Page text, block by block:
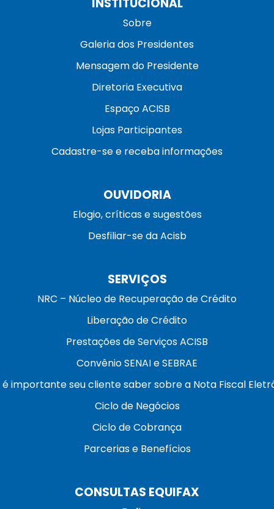
Sobre
Galeria dos Presidentes
Mensagem do Presidente
Diretoria Executiva
Espaço ACISB
Lojas Participantes
Cadastre-se e receba informações
OUVIDORIA
Elogio, críticas e sugestões
Desfiliar-se da Acisb
SERVIÇOS
NRC – Núcleo de Recuperação de Crédito
Liberação de Crédito
Prestações de Serviços ACISB
Convênio SENAI e SEBRAE
é importante seu cliente saber sobre a Nota Fiscal
Ciclo de Negócios
Ciclo de Cobrança
Parcerias e Benefícios
CONSULTAS EQUIFAX